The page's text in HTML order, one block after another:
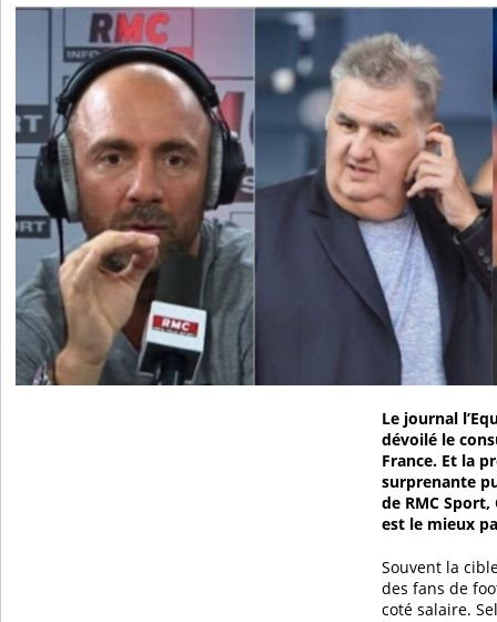
Le journal
dévoilé le
France. Et la
surprenante
de RMC
est le mieux
Souvent la
des fans de
coté salaire.